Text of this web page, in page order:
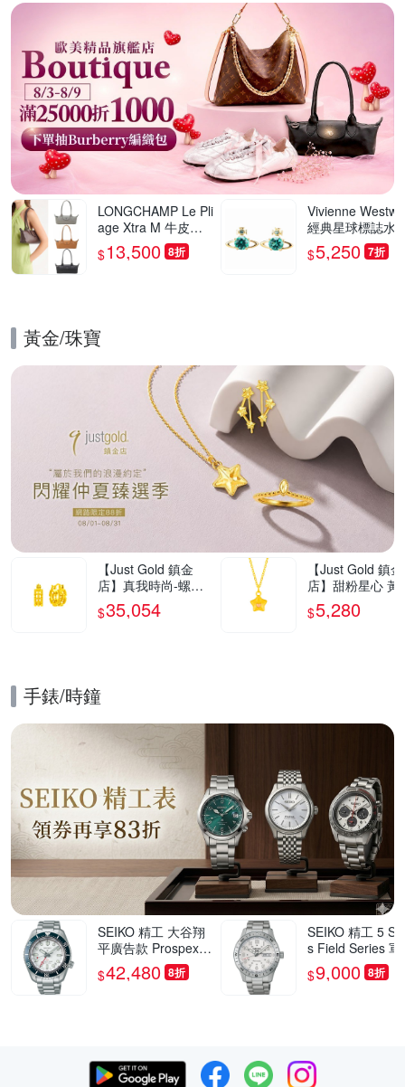
LONGCHAMP Le Pli
age Xtra M 牛皮肩
背包 法棍包-多色可
選
$13,500 8折
Vivienne
經典星球標誌水
珍珠飾穿針式耳
多款
$5,250 7折
黃金/珠寶
【Just Gold 鎮金
店】真我時尚-螺紋
黃金耳環 (網路限定)
$35,054
【Just Gold 鎮金
店】甜粉星心 黃
吊墜-不含鍊(網
定)
$5,280
手錶/時鐘
SEIKO 精工 大谷翔
平廣告款 Prospex 6
0週年紀念 三日鍊 G
MT潛水陶瓷機械錶
$42,480 8折
SEIKO 精工 5
s Field Series 軍
風格機械錶 寵爸
刻 送禮推薦-
$9,000 8折